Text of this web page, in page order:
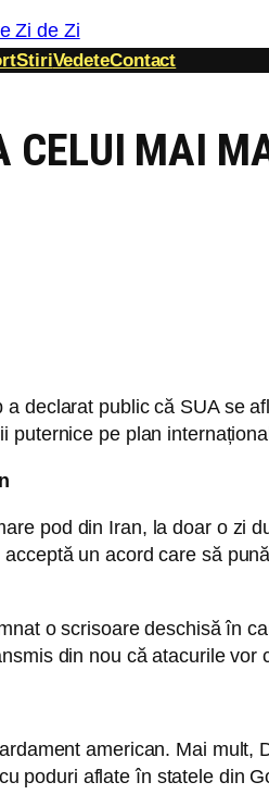
StiriVedeteContact
MAI
declarat public că SUA se
pe plan
pod din Iran, la doar o zi
un acord care să
o scrisoare deschisă în
din nou că atacurile vor
american. Mai mult,
poduri aflate în statele din